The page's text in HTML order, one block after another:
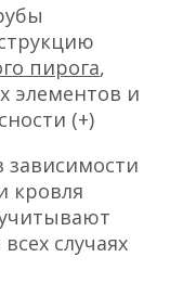
пирога,
элементов и
(+)
зависимости
кровля
случаях